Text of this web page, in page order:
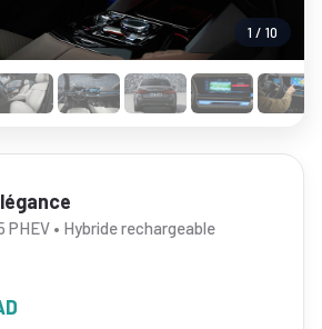
1 / 10
PHEV • Hybride rechargeable